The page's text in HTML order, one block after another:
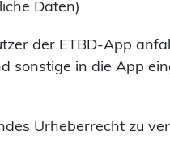
Daten)
der ETBD-App
sonstige in die App
Urheberrecht zu